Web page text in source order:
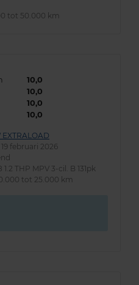
tot 50.000 km
10,0
10,0
10,0
10,0
EXTRALOAD
19 februari 2026
1.2 THP MPV 3-cil. B 131pk
tot 25.000 km